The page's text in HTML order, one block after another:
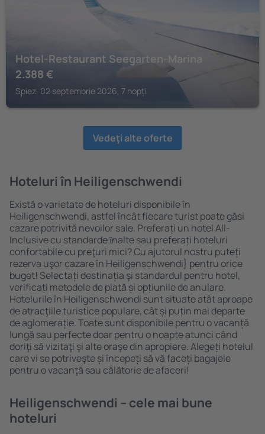
Hotel-Restaurant Seegarten-Marina
2.388 €
Spiez, 02 septembrie 2026, 7 nopți
Vedeţi alte oferte
Hoteluri în Heiligenschwendi
Există o varietate de hoteluri disponibile în
Heiligenschwendi, astfel încât fiecare turist poate găsi
cazare potrivită nevoilor sale. Preferați un hotel All-
Inclusive cu standarde ȋnalte sau preferați hoteluri
confortabile cu preţuri mici? Cu ajutorul nostru puteți
rezerva uşor cazare în Heiligenschwendi} pentru orice
buget! Selectați destinația şi standardul pentru hotel,
verificați metodele de plată și opțiunile de anulare.
Hotelurile în Heiligenschwendi sunt situate atât aproape
de atracţiile turistice populare, cât și puțin mai departe
de aglomerație. Toate sunt disponibile pentru o vacanță
lungă sau perfecte doar pentru o noapte atunci când
doriţi să vizitaţi şi alte oraşe din apropiere. Alegeți hotelul
care vi se potriveşte și începeți să vă faceți bagajele
pentru o vacanţă sau călătorie de afaceri!
Heiligenschwendi – cele mai bune
hoteluri